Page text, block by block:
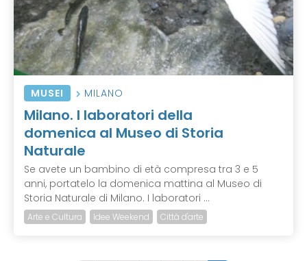
MUSEI MILANO
Milano. I laboratori della
domenica al Museo di Storia
Naturale
Se avete un bambino di età compresa tra 3 e 5
anni, portatelo la domenica mattina al Museo di
Storia Naturale di Milano. I laboratori ...
Arte e Cultura Idee Weekend Città d'arte